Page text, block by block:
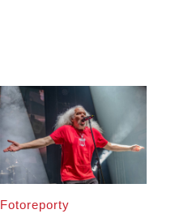
Fotoreporty